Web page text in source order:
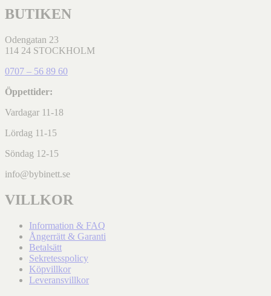
BUTIKEN
Odengatan 23
114 24 STOCKHOLM
0707 – 56 89 60
Öppettider:
Vardagar 11-18
Lördag 11-15
Söndag 12-15
info@bybinett.se
VILLKOR
Information & FAQ
Ångerrätt & Garanti
Betalsätt
Sekretesspolicy
Köpvillkor
Leveransvillkor